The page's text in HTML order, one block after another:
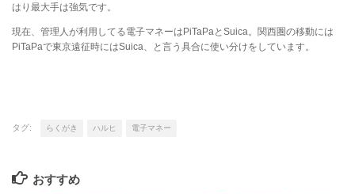
はり最大手は強気です。
現在、管理人が利用してる電子マネーはPiTaPaとSuica。関西圏の移動には
PiTaPaで東京遠征時にはSuica、と言う具合に使い分けをしています。
タグ: らくがき ハルヒ 電子マネー
おすすめ